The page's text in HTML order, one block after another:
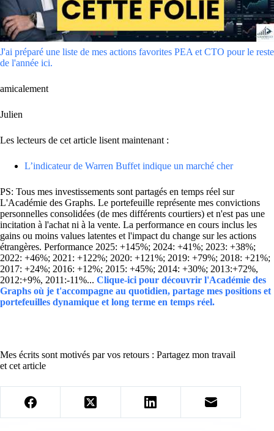
J'ai préparé une liste de mes actions favorites PEA et CTO pour le reste
de l'année ici.
amicalement
Julien
Les lecteurs de cet article lisent maintenant :
L’indicateur de Warren Buffet indique un marché cher
PS: Tous mes investissements sont partagés en temps réel sur
L'Académie des Graphs. Le portefeuille représente mes convictions
personnelles consolidées (de mes différents courtiers) et n'est pas une
incitation à l'achat ni à la vente. La performance en cours inclus les
gains ou moins values latentes et l'impact du change sur les actions
étrangères. Performance 2025: +145%; 2024: +41%; 2023: +38%;
2022: +46%; 2021: +122%; 2020: +121%; 2019: +79%; 2018: +21%;
2017: +24%; 2016: +12%; 2015: +45%; 2014: +30%; 2013:+72%,
2012:+9%, 2011:-11%... Clique-ici pour découvrir l'Académie des
Graphs où je t'accompagne au quotidien, partage mes positions et
portefeuilles dynamique et long terme en temps réel.
Mes écrits sont motivés par vos retours : Partagez mon travail
et cet article